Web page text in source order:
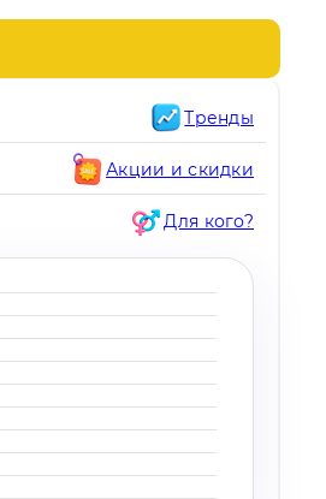
Тренды
Акции и скидки
Для кого?